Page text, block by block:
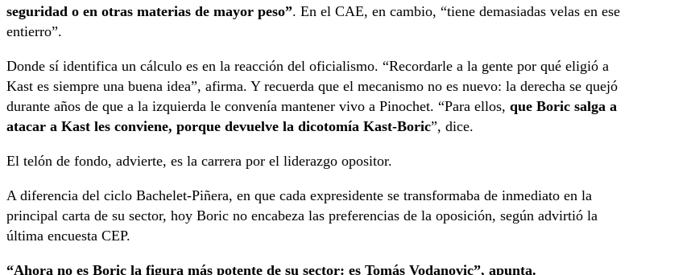
seguridad o en otras materias de mayor peso”. En el CAE, en cambio, “tiene demasiadas velas en ese
entierro”.
Donde sí identifica un cálculo es en la reacción del oficialismo. “Recordarle a la gente por qué eligió a
Kast es siempre una buena idea”, afirma. Y recuerda que el mecanismo no es nuevo: la derecha se quejó
durante años de que a la izquierda le convenía mantener vivo a Pinochet. “Para ellos, que Boric salga a
atacar a Kast les conviene, porque devuelve la dicotomía Kast-Boric”, dice.
El telón de fondo, advierte, es la carrera por el liderazgo opositor.
A diferencia del ciclo Bachelet-Piñera, en que cada expresidente se transformaba de inmediato en la
principal carta de su sector, hoy Boric no encabeza las preferencias de la oposición, según advirtió la
última encuesta CEP.
“Ahora no es Boric la figura más potente de su sector: es Tomás Vodanovic”, apunta.